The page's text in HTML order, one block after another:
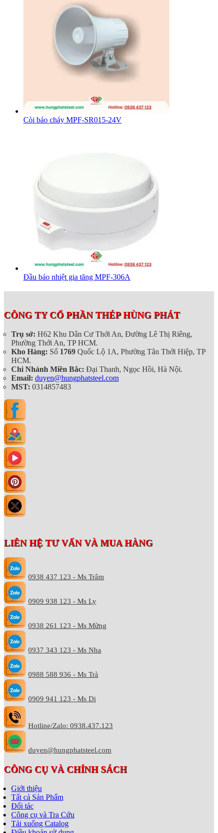
Còi báo cháy MPF-SR015-24V
Đầu báo nhiệt gia tăng MPF-306A
CÔNG TY CỔ PHẦN THÉP HÙNG PHÁT
Trụ sở: H62 Khu Dân Cư Thới An, Đường Lê Thị Riêng,
Phường Thới An, TP HCM.
Kho Hàng: Số 1769 Quốc Lộ 1A, Phường Tân Thới Hiệp, TP
HCM.
Chi Nhánh Miền Bắc: Đại Thanh, Ngọc Hồi, Hà Nội.
Email: duyen@hungphatsteel.com
MST: 0314857483
LIÊN HỆ TƯ VẤN VÀ MUA HÀNG
0938 437 123 - Ms Trâm
0909 938 123 - Ms Ly
0938 261 123 - Ms Mừng
0937 343 123 - Ms Nha
0988 588 936 - Ms Trà
0909 941 123 - Ms Di
Hotline/Zalo: 0938.437.123
duyen@hungphatsteel.com
CÔNG CỤ VÀ CHÍNH SÁCH
Giới thiệu
Tất cả Sản Phẩm
Đối tác
Công cụ và Tra Cứu
Tải xuống Catalog